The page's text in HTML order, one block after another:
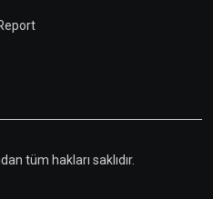
tüm hakları saklıdır.